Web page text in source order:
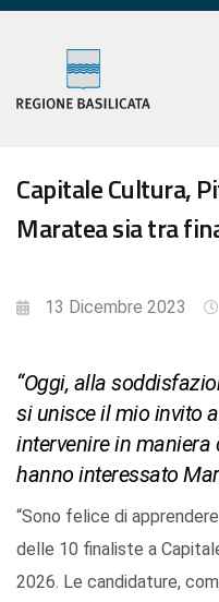
Capitale Cultura,
Maratea sia tra
13 Dicembre 2023
“Oggi, alla
si unisce il mio invito
intervenire in
hanno interessato
“Sono felice di
delle 10 finaliste a
2026. Le candidature,